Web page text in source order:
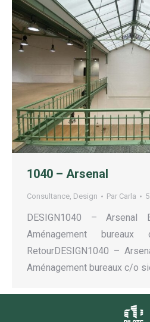
1040 – Arsenal
Consultance, Design Par Carla
DESIGN1040 –
Aménagement
RetourDESIGN1040 –
Aménagement bureaux c/o